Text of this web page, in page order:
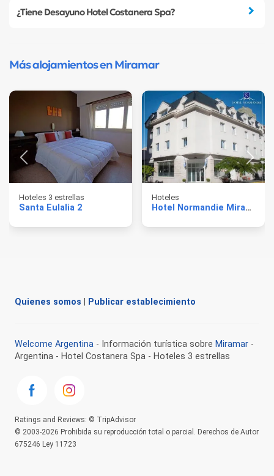
¿Tiene Desayuno Hotel Costanera Spa?
Más alojamientos en Miramar
Hoteles 3 estrellas
Santa Eulalia 2
Hoteles
Hotel Normandie Miramar
Quienes somos Publicar establecimiento
Welcome Argentina - Información turística sobre Miramar -
Argentina - Hotel Costanera Spa - Hoteles 3 estrellas
Ratings and Reviews: © TripAdvisor
© 2003-2026 Prohibida su reproducción total o parcial. Derechos de Autor
675246 Ley 11723